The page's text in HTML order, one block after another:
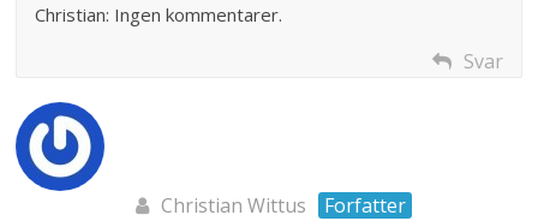
Christian: Ingen kommentarer.
Svar
Christian Wittus
Forfatter